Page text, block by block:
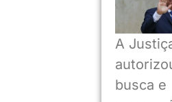
A
busca e